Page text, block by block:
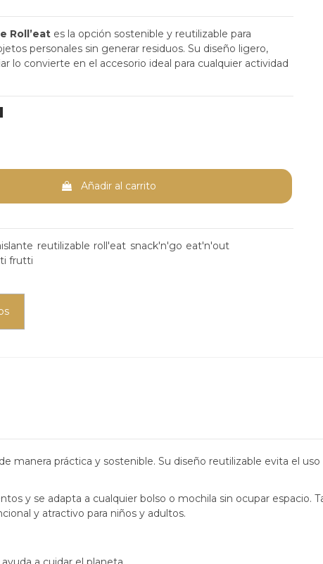
Roll’eates la opción sostenible y reutilizable para
personales sin generar residuos. Su diseño ligero,
lo convierte en el accesorio ideal para cualquier actividad
Añadir al carrito
reutilizable roll'eat snack'n'go eat'n'out
frutti
manera práctica y sostenible. Su diseño reutilizable evita el
y se adapta a cualquier bolso o mochila sin ocupar espacio.
y atractivo para niños y adultos.